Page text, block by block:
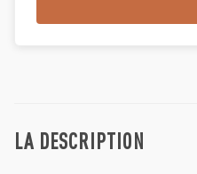
LA DESCRIPTION